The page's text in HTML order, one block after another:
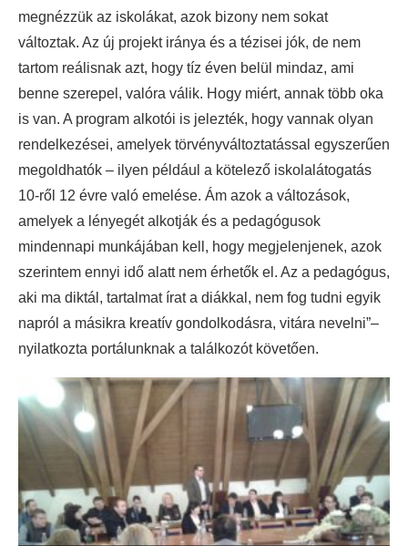
megnézzük az iskolákat, azok bizony nem sokat
változtak. Az új projekt iránya és a tézisei jók, de nem
tartom reálisnak azt, hogy tíz éven belül mindaz, ami
benne szerepel, valóra válik. Hogy miért, annak több oka
is van. A program alkotói is jelezték, hogy vannak olyan
rendelkezései, amelyek törvényváltoztatással egyszerűen
megoldhatók – ilyen például a kötelező iskolalátogatás
10-ről 12 évre való emelése. Ám azok a változások,
amelyek a lényegét alkotják és a pedagógusok
mindennapi munkájában kell, hogy megjelenjenek, azok
szerintem ennyi idő alatt nem érhetők el. Az a pedagógus,
aki ma diktál, tartalmat írat a diákkal, nem fog tudni egyik
napról a másikra kreatív gondolkodásra, vitára nevelni”–
nyilatkozta portálunknak a találkozót követően.